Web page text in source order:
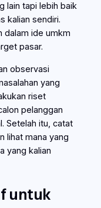
lain tapi lebih baik
kalian sendiri.
dalam ide umkm
pasar.
observasi
yang
riset
pelanggan
Setelah itu, catat
lihat mana yang
yang kalian
untuk